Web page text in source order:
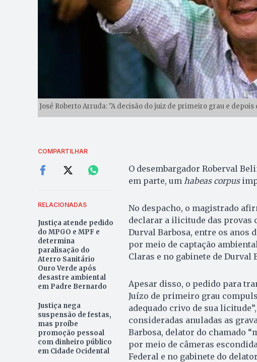
José Roberto Arruda: "A decisão do juiz de primeiro grau e
COMPARTILHAR
RELACIONADAS
Justiça atende pedido
do MPGO e MPF e
determina
paralisação do
Aterro Sanitário
Ouro Verde após
desastre ambiental
em Padre Bernardo
Justiça nega
suspensão de festas,
mas proíbe
promoção pessoal
com dinheiro público
em Cidade Ocidental
O desembargador Roberval
em parte, um habeas corpus
No despacho, o magistrado
declarar a ilicitude das provas
Durval Barbosa, entre os anos
por meio de captação
Claras e no gabinete de Durval
Apesar disso, o pedido para
Juízo de primeiro grau
adequado crivo de sua
consideradas anuladas as
Barbosa, delator do chamado
por meio de câmeras
Federal e no gabinete do